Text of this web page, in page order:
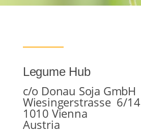
Legume Hub
c/o Donau Soja GmbH
Wiesingerstrasse 6/14
1010 Vienna
Austria